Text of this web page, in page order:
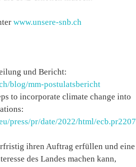
www.unsere-snb.ch
und Bericht:
blog/mm-postulatsbericht
to incorporate climate change into
press/pr/date/2022/html/ecb.pr2207
ihren Auftrag erfüllen und eine
des Landes machen kann,